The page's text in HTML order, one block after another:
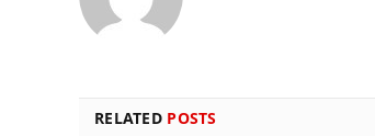
RELATED POSTS